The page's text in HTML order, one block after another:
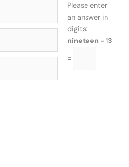
Please enter
an answer in
digits:
nineteen − 13
=